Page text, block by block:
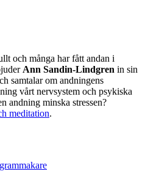
och många har fått andan i
Ann Sandin-Lindgren in sin
samtalar om andningens
vårt nervsystem och psykiska
andning minska stressen?
meditation.